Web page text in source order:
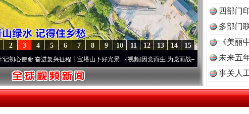
15
14
13
12
11
10
9
8
7
6
5
4
3
2
奋进复兴征程丨宝塔山下好光景..·[视频]因党而生 为党而战——百年“纪”事⑧加强纪律..·[
读
四部门
多部门
《美丽
未来五
事关人